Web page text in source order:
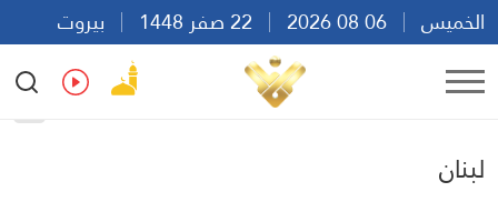
الخميس
بيروت
15:54
Ar
لبنان